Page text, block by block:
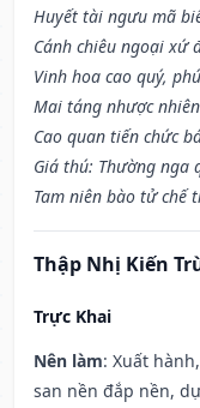
Huyết tài ngưu mã
Cánh chiêu ngoại xứ
Vinh hoa cao quý,
Mai táng nhược
Cao quan tiến chức
Giá thú: Thường nga
Tam niên bào tử chế
Thập Nhị Kiến
Trực Khai
Nên làm: Xuất
san nền đắp nền,